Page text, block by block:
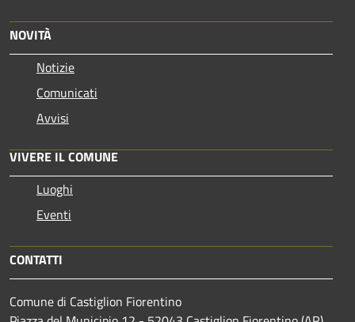
NOVITÀ
Notizie
Comunicati
Avvisi
VIVERE IL COMUNE
Luoghi
Eventi
CONTATTI
Comune di Castiglion Fiorentino